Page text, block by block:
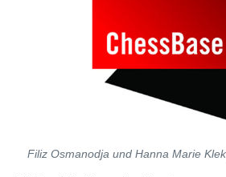
Filiz Osmanodja und Hanna Marie